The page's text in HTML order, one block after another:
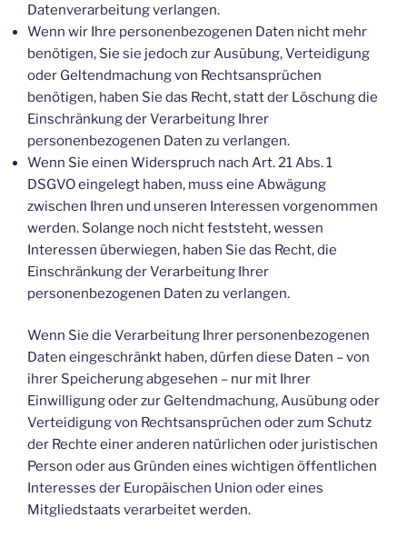
Datenverarbeitung verlangen.
Wenn wir Ihre personenbezogenen Daten nicht mehr
benötigen, Sie sie jedoch zur Ausübung, Verteidigung
oder Geltendmachung von Rechtsansprüchen
benötigen, haben Sie das Recht, statt der Löschung die
Einschränkung der Verarbeitung Ihrer
personenbezogenen Daten zu verlangen.
Wenn Sie einen Widerspruch nach Art. 21 Abs. 1
DSGVO eingelegt haben, muss eine Abwägung
zwischen Ihren und unseren Interessen vorgenommen
werden. Solange noch nicht feststeht, wessen
Interessen überwiegen, haben Sie das Recht, die
Einschränkung der Verarbeitung Ihrer
personenbezogenen Daten zu verlangen.
Wenn Sie die Verarbeitung Ihrer personenbezogenen
Daten eingeschränkt haben, dürfen diese Daten – von
ihrer Speicherung abgesehen – nur mit Ihrer
Einwilligung oder zur Geltendmachung, Ausübung oder
Verteidigung von Rechtsansprüchen oder zum Schutz
der Rechte einer anderen natürlichen oder juristischen
Person oder aus Gründen eines wichtigen öffentlichen
Interesses der Europäischen Union oder eines
Mitgliedstaats verarbeitet werden.